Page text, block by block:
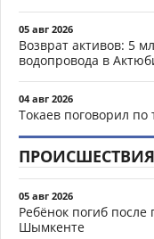
05 авг 2026
Возврат активов: 5
водопровода в
04 авг 2026
Токаев поговорил
ПРОИСШЕСТВИЯ
05 авг 2026
Ребёнок погиб после
Шымкенте